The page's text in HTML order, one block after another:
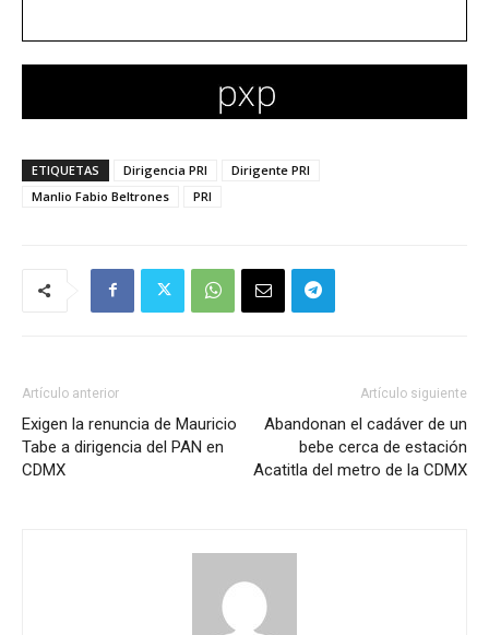
ETIQUETAS Dirigencia PRI
Dirigente PRI
Manlio Fabio Beltrones
PRI
Artículo anterior
Exigen la renuncia de Mauricio
Tabe a dirigencia del PAN en
CDMX
Artículo siguiente
Abandonan el cadáver de un
bebe cerca de estación
Acatitla del metro de la CDMX